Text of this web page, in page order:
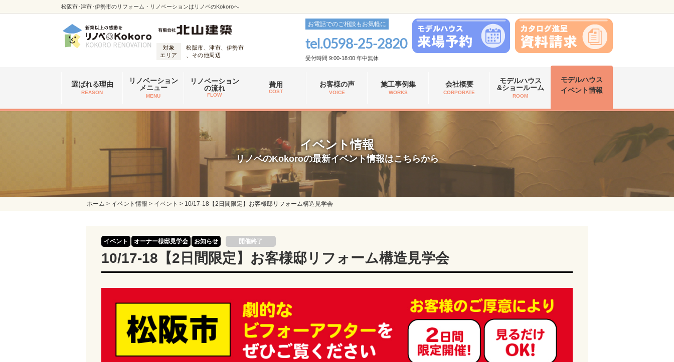
松阪市･津市･伊勢市のリフォーム・リノベーションはリノベのKokoroへ
対象
エリア
松阪市、津市、伊勢市
、その他周辺
お電話でのご相談もお気軽に
tel.0598-25-2820
受付時間 9:00-18:00 年中無休
選ばれる理由
REASON
リノベーション
メニュー
MENU
リノベーション
の流れ
FLOW
費用
COST
お客様の声
VOICE
施工事例集
WORKS
会社概要
CORPORATE
モデルハウス
&ショールーム
ROOM
モデルハウス
イベント情報
イベント情報
リノベのKokoroの最新イベント情報はこちらから
ホーム > イベント情報 > イベント > 10/17-18【2日間限定】お客様邸リフォーム構造見学会
イベント オーナー様邸見学会 お知らせ 開催終了
10/17-18【2日間限定】お客様邸リフォーム構造見学会